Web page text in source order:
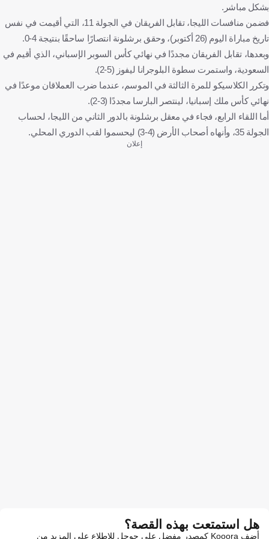
بشكل مباشر.
فضمن منافسات الليجا، تقابل الفريقان في الجولة 11، التي أقيمت في نفس
تاريخ مباراة اليوم (26 أكتوبر)، وحقق برشلونة انتصارًا ساحقًا بنتيجة 4-0.
وبعدها، تقابل الفريقان مجددًا في نهائي كأس السوبر الإسباني، الذي أقيم في
السعودية، واستمرت سطوة البلوجرانا ليفوز (5-2).
وتكرر الكلاسيكو للمرة الثالثة في الموسم، عندما ضرب العملاقان موعدًا في
نهائي كأس ملك إسبانيا، لينتصر البارسا مجددًا (3-2).
أما اللقاء الرابع، فجاء في معقل برشلونة بالدور الثاني من الليجا، لحساب
الجولة 35، وأنهاه أصحاب الأرض (4-3) ليحسموا لقب الدوري المحلي.
إعلان
هل استمتعت بهذه القصة؟
أضف Kooora كمصدر مفضل على جوجل للاطلاع على المزيد من